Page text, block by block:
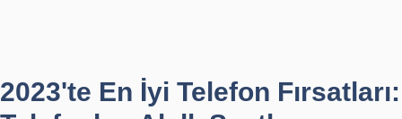
2023'te En İyi Telefon Fırsatları: